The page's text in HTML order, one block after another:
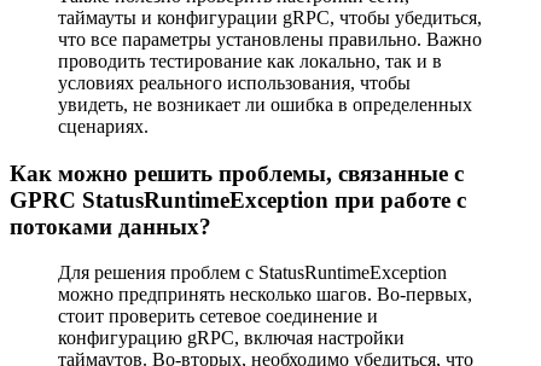
таймауты и конфигурации gRPC, чтобы убедиться,
что все параметры установлены правильно. Важно
проводить тестирование как локально, так и в
условиях реального использования, чтобы
увидеть, не возникает ли ошибка в определенных
сценариях.
Как можно решить проблемы, связанные с
GPRC StatusRuntimeException при работе с
потоками данных?
Для решения проблем с StatusRuntimeException
можно предпринять несколько шагов. Во-первых,
стоит проверить сетевое соединение и
конфигурацию gRPC, включая настройки
таймаутов. Во-вторых, необходимо убедиться, что